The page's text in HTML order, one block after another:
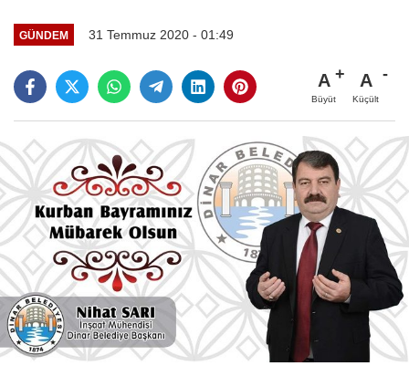
GÜNDEM 31 Temmuz 2020 - 01:49
A
Büyüt
A
Küçült